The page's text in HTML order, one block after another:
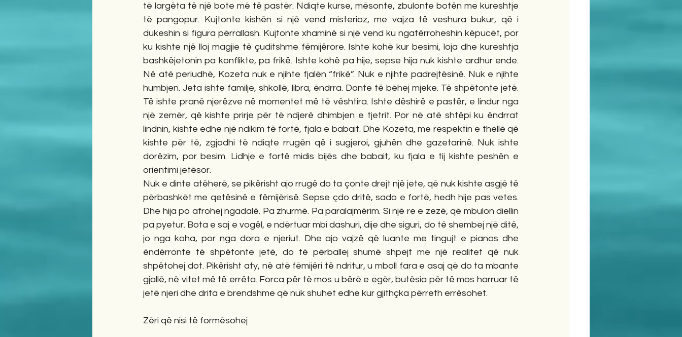
të largëta të një bote më të pastër. Ndiqte kurse, mësonte, zbulonte botën me kureshtje
të pangopur. Kujtonte kishën si një vend misterioz, me vajza të veshura bukur, që i
dukeshin si figura përrallash. Kujtonte xhaminë si një vend ku ngatërroheshin këpucët, por
ku kishte një lloj magjie të çuditshme fëmijërore. Ishte kohë kur besimi, loja dhe kureshtja
bashkëjetonin pa konflikte, pa frikë. Ishte kohë pa hije, sepse hija nuk kishte ardhur ende.
Në atë periudhë, Kozeta nuk e njihte fjalën “frikë”. Nuk e njihte padrejtësinë. Nuk e njihte
humbjen. Jeta ishte familje, shkollë, libra, ëndrra. Donte të bëhej mjeke. Të shpëtonte jetë.
Të ishte pranë njerëzve në momentet më të vështira. Ishte dëshirë e pastër, e lindur nga
një zemër, që kishte prirje për të ndjerë dhimbjen e tjetrit. Por në atë shtëpi ku ëndrrat
lindnin, kishte edhe një ndikim të fortë, fjala e babait. Dhe Kozeta, me respektin e thellë që
kishte për të, zgjodhi të ndiqte rrugën që i sugjeroi, gjuhën dhe gazetarinë. Nuk ishte
dorëzim, por besim. Lidhje e fortë midis bijës dhe babait, ku fjala e tij kishte peshën e
orientimi jetësor.
Nuk e dinte atëherë, se pikërisht ajo rrugë do ta çonte drejt një jete, që nuk kishte asgjë të
përbashkët me qetësinë e fëmijërisë. Sepse çdo dritë, sado e fortë, hedh hije pas vetes.
Dhe hija po afrohej ngadalë. Pa zhurmë. Pa paralajmërim. Si një re e zezë, që mbulon diellin
pa pyetur. Bota e saj e vogël, e ndërtuar mbi dashuri, dije dhe siguri, do të shembej një ditë,
jo nga koha, por nga dora e njeriut. Dhe ajo vajzë që luante me tingujt e pianos dhe
ëndërronte të shpëtonte jetë, do të përballej shumë shpejt me një realitet që nuk
shpëtohej dot. Pikërisht aty, në atë fëmijëri të ndritur, u mboll fara e asaj që do ta mbante
gjallë, në vitet më të errëta. Forca për të mos u bërë e egër, butësia për të mos harruar të
jetë njeri dhe drita e brendshme që nuk shuhet edhe kur gjithçka përreth errësohet.
Zëri që nisi të formësohej